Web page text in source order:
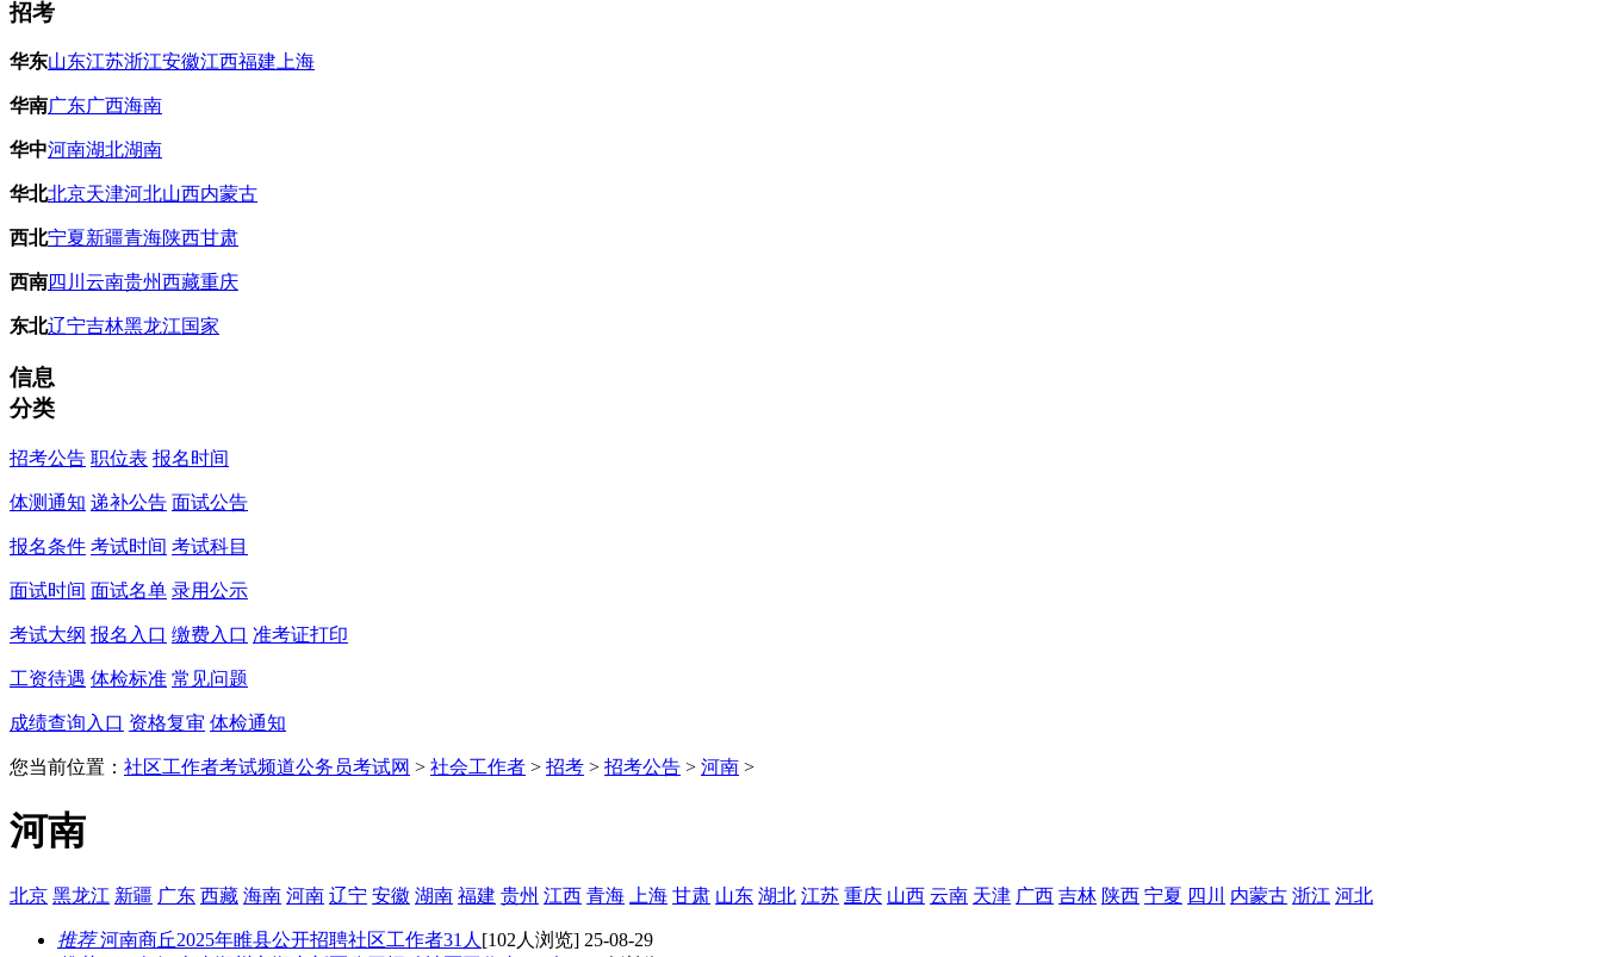
招考
华东山东江苏浙江安徽江西福建上海
华南广东广西海南
华中河南湖北湖南
华北北京天津河北山西内蒙古
西北宁夏新疆青海陕西甘肃
西南四川 云南贵州西藏重庆
东北辽宁吉林黑龙江国家
信息
分类
招考公告 职位表 报名时间
体测通知 递补公告 面试公告
报名条件 考试时间 考试科目
面试时间 面试名单 录用公示
考试大纲 报名入口 缴费入口 准考证打印
工资待遇 体检标准 常见问题
成绩查询入口 资格复审 体检通知
您当前位置： 社区工作者考试频道公务员考试网 > 社会工作者 > 招考 > 招考公告 > 河南 >
河南
北京 黑龙江 新疆 广东 西藏 海南 河南 辽宁 安徽 湖南 福建 贵州 江西 青海 上海 甘肃 山东 湖北 江苏 重庆 山西 云南 天津 广西 吉林 陕西 宁夏 四川 内蒙古 浙江 河北
推荐河南商丘2025年睢县公开招聘社区工作者31人 [102人浏览] 25-08-29